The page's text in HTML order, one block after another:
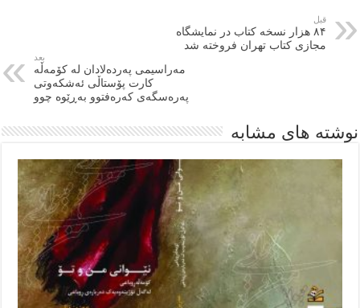
قبل
۸۴ هزار نسخه کتاب در نمایشگاه
مجازی کتاب تهران فروخته شد
بعد
مەراسیمی پەردەلادان لە کۆمەڵە
کارت پۆستاڵی ئەشکەوتی
پەرەسگەی کەرەفتوو بەڕێوە چوو
نوشته های مشابه